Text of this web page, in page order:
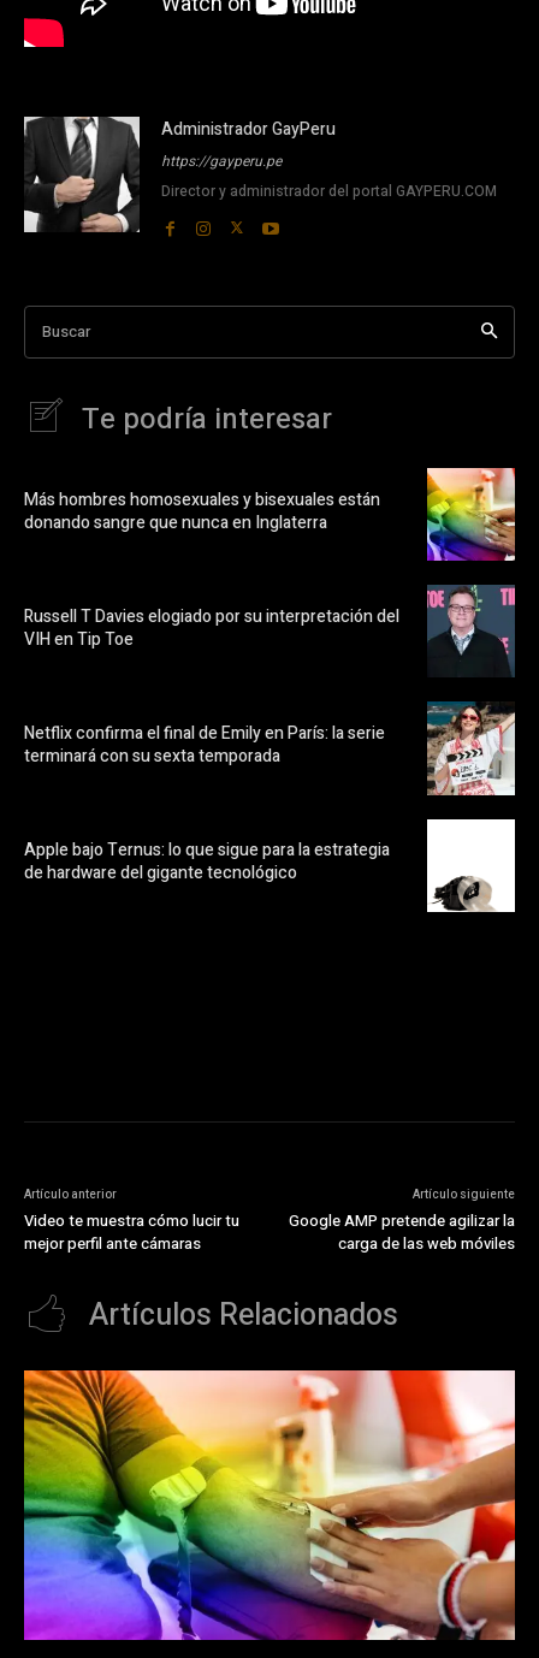
Administrador GayPeru
https://gayperu.pe
Director y administrador del portal GAYPERU.COM
Buscar
Te podría interesar
Más hombres homosexuales y bisexuales están
donando sangre que nunca en Inglaterra
Russell T Davies elogiado por su interpretación del
VIH en Tip Toe
Netflix confirma el final de Emily en París: la serie
terminará con su sexta temporada
Apple bajo Ternus: lo que sigue para la estrategia
de hardware del gigante tecnológico
Artículo anterior
Video te muestra cómo lucir tu
mejor perfil ante cámaras
Artículo siguiente
Google AMP pretende agilizar la
carga de las web móviles
Artículos Relacionados